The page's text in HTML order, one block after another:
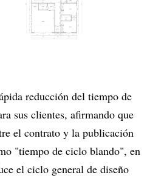
reducción del tiempo de
sus clientes, afirmando que
el contrato y la publicación
"tiempo de ciclo blando", en
el ciclo general de diseño